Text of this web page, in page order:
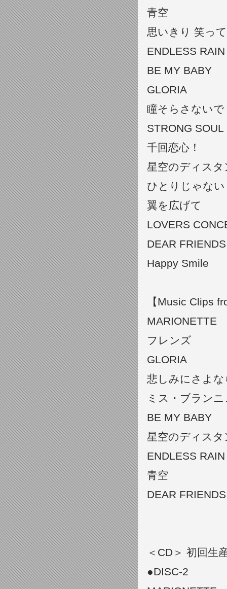
青空
思いきり 笑って
ENDLESS RAIN
BE MY BABY
GLORIA
瞳そらさないで
STRONG SOUL
千回恋心！
星空のディスタ
ひとりじゃない
翼を広げて
LOVERS
DEAR FRIENDS
Happy Smile
【Music Clips
MARIONETTE
フレンズ
GLORIA
悲しみにさよな
ミス・ブラン
BE MY BABY
星空のディスタ
ENDLESS RAIN
青空
DEAR FRIENDS
＜CD＞ 初回生
●DISC-2